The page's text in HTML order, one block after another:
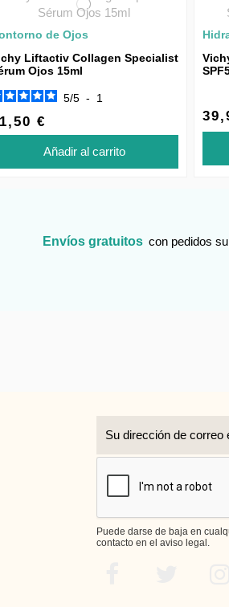
de Ojos
Liftactiv Collagen Specialist
Ojos 15ml
5/5 - 1
€
Añadir al carrito
Envíos gratuitos con pedidos
Puede darse de baja en
contacto en el aviso legal.